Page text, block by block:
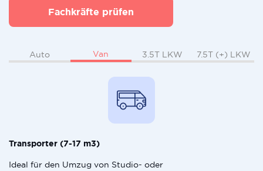
Fachkräfte prüfen
Auto Van 3.5T LKW 7.5T (+) LKW
Transporter (7-17 m3)
Ideal für den Umzug von Studio- oder